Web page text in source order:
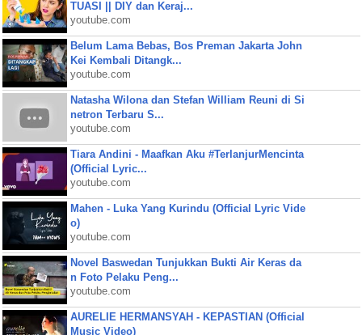
TUASI || DIY dan Keraj...
youtube.com
Belum Lama Bebas, Bos Preman Jakarta John
Kei Kembali Ditangk...
youtube.com
Natasha Wilona dan Stefan William Reuni di Si
netron Terbaru S...
youtube.com
Tiara Andini - Maafkan Aku #TerlanjurMencinta
(Official Lyric...
youtube.com
Mahen - Luka Yang Kurindu (Official Lyric Vide
o)
youtube.com
Novel Baswedan Tunjukkan Bukti Air Keras da
n Foto Pelaku Peng...
youtube.com
AURELIE HERMANSYAH - KEPASTIAN (Official
Music Video)